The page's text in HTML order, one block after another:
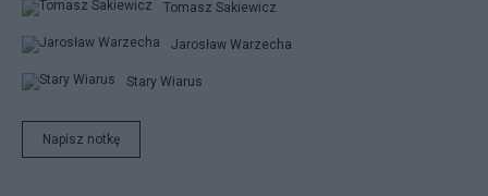
Tomasz Sakiewicz
Jarosław Warzecha
Stary Wiarus
Napisz notkę